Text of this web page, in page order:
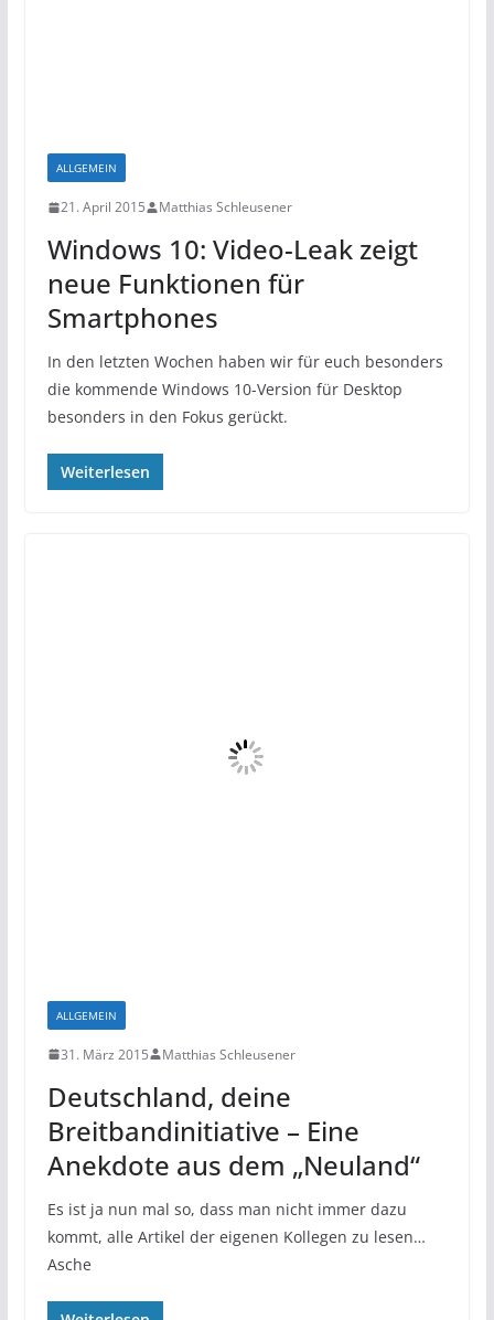
ALLGEMEIN
21. April 2015 Matthias Schleusener
Windows 10: Video-Leak zeigt
neue Funktionen für
Smartphones
In den letzten Wochen haben wir für euch besonders
die kommende Windows 10-Version für Desktop
besonders in den Fokus gerückt.
Weiterlesen
ALLGEMEIN
31. März 2015 Matthias Schleusener
Deutschland, deine
Breitbandinitiative – Eine
Anekdote aus dem „Neuland“
Es ist ja nun mal so, dass man nicht immer dazu
kommt, alle Artikel der eigenen Kollegen zu lesen…
Asche